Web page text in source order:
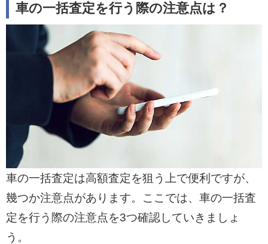
見極めて冷静に対応することで、安心して
取引が進められます。
・安心して使える一括査定サービス
JPUC加盟の「カービュー 車買取」なら安
心・安全に一括査定が可能。最大10社を比
較でき、利用実績は500万人以上。短時間
で高額査定を狙える信頼のサービスです。
車の一括査定を行う際の注意点は？
車の一括査定は高額査定を狙う上で便利ですが、
幾つか注意点があります。ここでは、車の一括査
定を行う際の注意点を3つ確認していきましょ
う。